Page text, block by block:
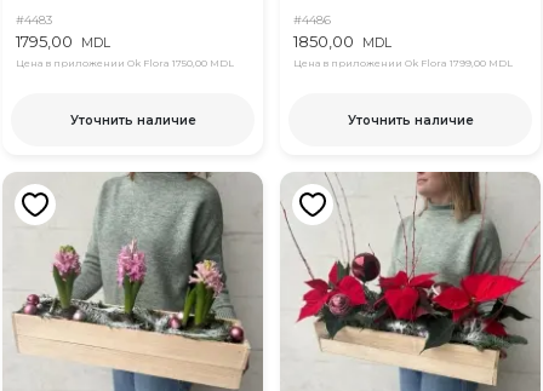
#4483
1795,00 MDL
Цена в приложении Ok Flora 1750,00 MDL
Уточнить наличие
#4486
1850,00 MDL
Цена в приложении Ok Flora 1799,00 MDL
Уточнить наличие